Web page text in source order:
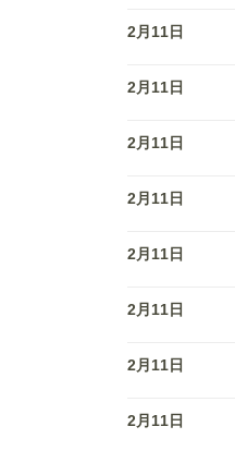
2月11日
2月11日
2月11日
2月11日
2月11日
2月11日
2月11日
2月11日